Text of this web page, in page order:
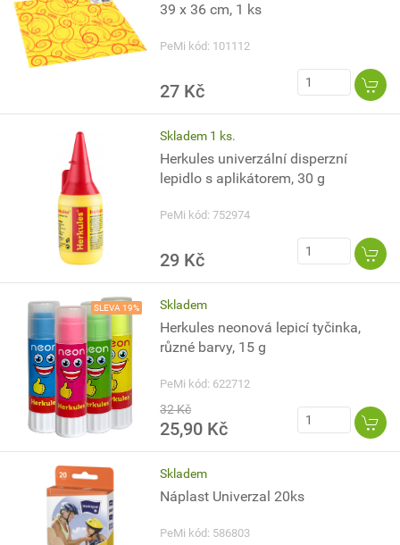
39 x 36 cm, 1 ks
PeMi kód: 101112
27 Kč
Skladem 1 ks.
Herkules univerzální disperzní
lepidlo s aplikátorem, 30 g
PeMi kód: 752974
29 Kč
SLEVA 19% Skladem
Herkules neonová lepicí tyčinka,
různé barvy, 15 g
PeMi kód: 622712
32 Kč
25,90 Kč
Skladem
Náplast Univerzal 20ks
PeMi kód: 586803